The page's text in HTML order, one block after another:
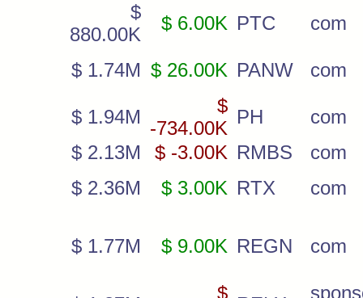
$
880.00K
$ 6.00K PTC com
$ 1.74M $ 26.00K PANW com
$ 1.94M
$
-734.00K
PH
com
$ 2.13M
$ -3.00K RMBS
com
$ 2.36M
$ 3.00K RTX com
$ 1.77M $ 9.00K REGN com
$